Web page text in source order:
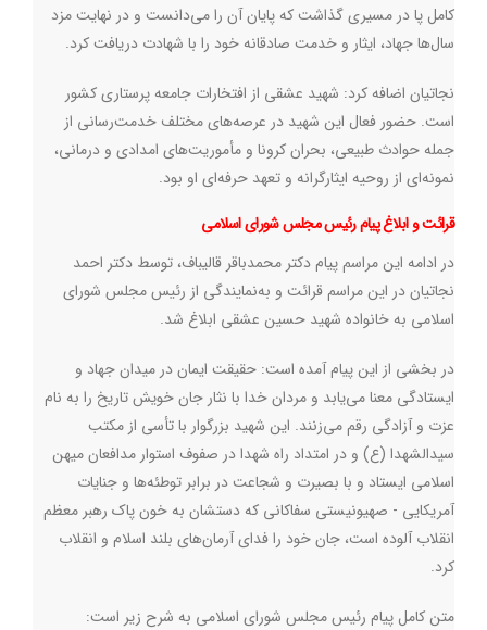
کامل پا در مسیری گذاشت که پایان آن را می‌دانست و در نهایت مزد
سال‌ها جهاد، ایثار و خدمت صادقانه خود را با شهادت دریافت کرد.
نجاتیان اضافه کرد: شهید عشقی از افتخارات جامعه پرستاری کشور
است. حضور فعال این شهید در عرصه‌های مختلف خدمت‌رسانی از
جمله حوادث طبیعی، بحران کرونا و مأموریت‌های امدادی و درمانی،
نمونه‌ای از روحیه ایثارگرانه و تعهد حرفه‌ای او بود.
قرائت و ابلاغ پیام رئیس مجلس شورای اسلامی
در ادامه این مراسم پیام دکتر محمدباقر قالیباف، توسط دکتر احمد
نجاتیان در این مراسم قرائت و به‌نمایندگی از رئیس مجلس شورای
اسلامی به خانواده شهید حسین عشقی ابلاغ شد.
در بخشی از این پیام آمده است: حقیقت ایمان در میدان جهاد و
ایستادگی معنا می‌یابد و مردان خدا با نثار جان خویش تاریخ را به نام
عزت و آزادگی رقم می‌زنند. این شهید بزرگوار با تأسی از مکتب
سیدالشهدا (ع) و در امتداد راه شهدا در صفوف استوار مدافعان میهن
اسلامی ایستاد و با بصیرت و شجاعت در برابر توطئه‌ها و جنایات
آمریکایی - صهیونیستی سفاکانی که دستشان به خون پاک رهبر معظم
انقلاب آلوده است، جان خود را فدای آرمان‌های بلند اسلام و انقلاب
کرد.
متن کامل پیام رئیس مجلس شورای اسلامی به شرح زیر است: